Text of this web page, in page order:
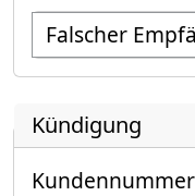
Empfänger
Kündigung